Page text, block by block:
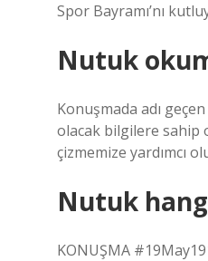
Spor Bayramı’nı
Nutuk
Konuşmada adı
olacak bilgilere sahip
çizmemize yardımcı
Nutuk
KONUŞMA